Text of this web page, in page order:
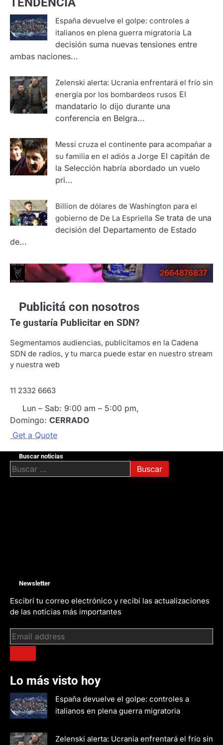
España devuelve el golpe: controles a
italianos en plena guerra migratoria La
decisión suma nuevas tensiones entre
ambas naciones...
Zelenski alerta: Ucrania enfrentará el frío sin
energía por los bombardeos rusos El
mandatario lo dijo durante una
conferencia en Belgra...
Messi cruza el continente para acompañar a
su familia en el adiós a Jorge El capitán de
la Selección habría abordado un vuelo
pri...
Billion de dólares de Washington para el
gobierno de De La Espriella Se trata de una
decisión del Departamento de Estado
de...
Publicitá con nosotros
Te gustaría Publicitar en SDN?
Segmentamos audiencias, publicitamos en la Cadena
SDN de radios, y tu marca puede estar en nuestro stream
y nuestra web
11 2332 6663
Lun – Sab: 9:00 am – 5:00 pm,
Domingo: CERRADO
Get a Quote
Buscar noticias
Buscar:
Newsletter
Escibrí tu correo electrónico y recibí las actualizaciones
de las noticias más importantes
Lo más visto hoy
España devuelve el golpe: controles a
italianos en plena guerra migratoria
Zelenski alerta: Ucrania enfrentará el frío sin